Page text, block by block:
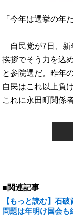
「今年は選挙の年だ
自民党が7日、新
挨拶でそう力を込
と参院選だ。昨年
自民はこれ以上負
これに永田町関係
■関連記事
【もっと読む】石
問題は年明け国会